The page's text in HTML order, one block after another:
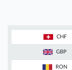
CHF
GBP
RON